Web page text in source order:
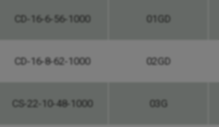
CD-16-6-56-1000 01GD
CD-16-8-62-1000 02GD
CS-22-10-48-1000 03G